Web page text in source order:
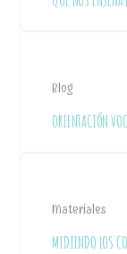
Blog
ORIENTACIÓN
Materiales
MIDIENDO LOS